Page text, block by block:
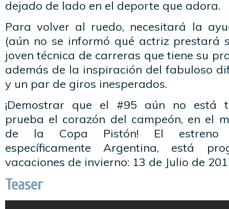
dejado de lado en el deporte que adora.
Para volver al ruedo, necesitará la
(aún no se informó qué actriz prestará
joven técnica de carreras que tiene su
además de la inspiración del fabuloso
y un par de giros inesperados.
¡Demostrar que el #95 aún no está
prueba el corazón del campeón, en el
de la Copa Pistón! El estreno
específicamente Argentina, está
vacaciones de invierno: 13 de Julio de
Teaser